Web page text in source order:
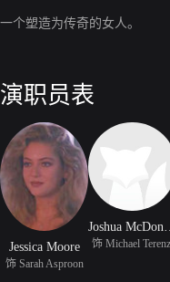
一个塑造为传奇的女人。
演职员表
Jessica Moore
饰 Sarah Asproon
饰 Michael